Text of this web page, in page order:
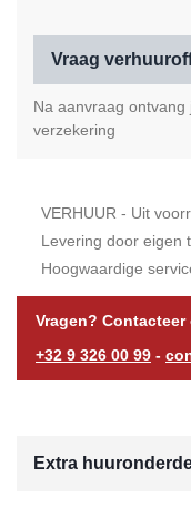
Vraag
Na aanvraag
verzekering
VERHUUR - Uit
Levering door eigen
Hoogwaardige
Vragen?
+32 9 326 00 99 -
Extra